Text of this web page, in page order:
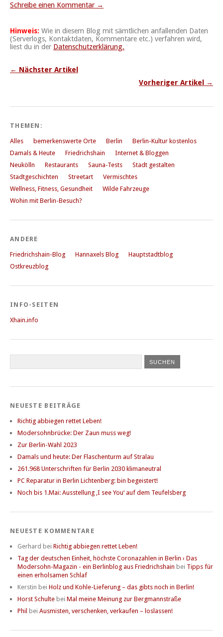
Schreibe einen Kommentar →
Hinweis: Wie in diesem Blog mit sämtlichen anfallenden Daten
(Serverlogs, Kontaktdaten, Kommentare etc.) verfahren wird,
liest du in der Datenschutzerklärung.
← Nächster Artikel
Vorheriger Artikel →
THEMEN:
Alles bemerkenswerte Orte Berlin
Berlin-Kultur kostenlos
Damals & Heute
Friedrichshain
Internet & Bloggen
Neukölln
Restaurants Sauna-Tests
Stadt gestalten
Stadtgeschichten
Streetart
Vermischtes
Wellness, Fitness, Gesundheit
Wilde Fahrzeuge
Wohin mit Berlin-Besuch?
ANDERE
Friedrichshain-Blog Hannaxels Blog
Hauptstadtblog
Ostkreuzblog
INFO-SEITEN
Xhain.info
NEUESTE BEITRÄGE
Richtig abbiegen rettet Leben!
Modersohnbrücke: Der Zaun muss weg!
Zur Berlin-Wahl 2023
Damals und heute: Der Flaschenturm auf Stralau
261.968 Unterschriften für Berlin 2030 klimaneutral
PC Reparatur in Berlin Lichtenberg: bin begeistert!
Noch bis 1.Mai: Ausstellung ‚I see You‘ auf dem Teufelsberg
NEUESTE KOMMENTARE
Gerhard bei Richtig abbiegen rettet Leben!
Tag der deutschen Einheit, höchste Coronazahlen in Berlin › Das
Modersohn-Magazin - ein Berlinblog aus Friedrichshain bei Tipps für
einen erholsamen Schlaf
Kerstin bei Holz und Kohle-Lieferung – das gibts noch in Berlin!
Horst Schulte bei Mal meine Meinung zur Bergmannstraße
Phil bei Ausmisten, verschenken, verkaufen – loslassen!